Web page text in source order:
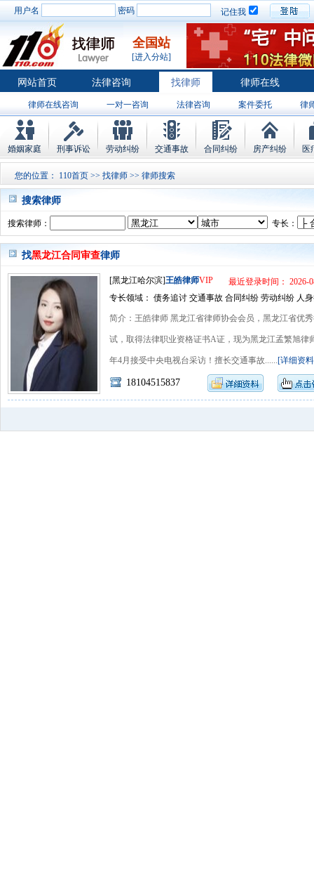
用户名 密码 记住我
全国站
[进入分站]
网站首页 法律咨询 找律师 律师在线
律师在线咨询 一对一咨询 法律咨询 案件委托 律
婚姻家庭 刑事诉讼 劳动纠纷 交通事故 合同纠纷 房产纠纷 医
您的位置： 110首页 >> 找律师 >> 律师搜索
搜索律师
搜索律师： 专长：
找黑龙江合同审查律师
[黑龙江哈尔滨]王皓律师VIP
最近登录时间： 2026-
专长领域： 债务追讨 交通事故 合同纠纷 劳动纠纷 人
简介：王皓律师 黑龙江省律师协会会员，黑龙江省优
试，取得法律职业资格证书A证，现为黑龙江孟繁旭律
年4月接受中央电视台采访！擅长交通事故......[详细资
18104515837